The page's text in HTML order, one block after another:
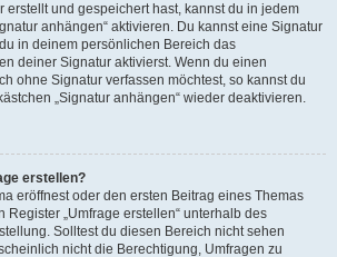
erstellt und gespeichert hast, kannst du in jedem
anhängen“ aktivieren. Du kannst eine Signatur
in deinem persönlichen Bereich das
deiner Signatur aktivierst. Wenn du einen
ohne Signatur verfassen möchtest, so kannst du
„Signatur anhängen“ wieder deaktivieren.
erstellen?
eröffnest oder den ersten Beitrag eines Themas
Register „Umfrage erstellen“ unterhalb des
Solltest du diesen Bereich nicht sehen
nicht die Berechtigung, Umfragen zu